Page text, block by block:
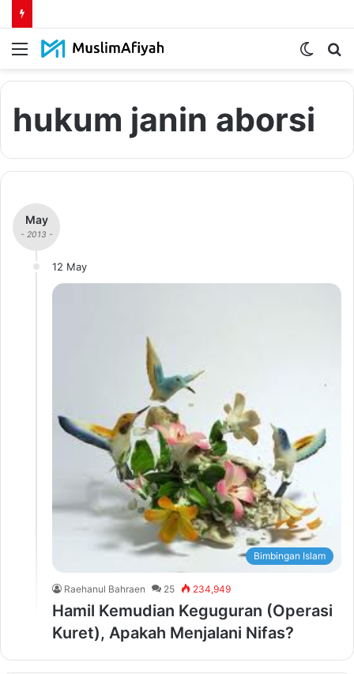
Menu
Switch
hukum janin aborsi
May
- 2013 -
12 May
Bimbingan Islam
Raehanul Bahraen 25 234,949
Hamil Kemudian Keguguran (Operasi
Kuret), Apakah Menjalani Nifas?